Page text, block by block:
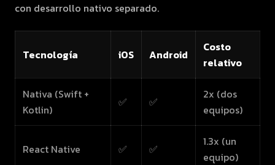
con desarrollo nativo separado.
Tecnología iOS Android
Costo
relativo
Nativa (Swift +
Kotlin)
✅ ✅
2x (dos
equipos)
React Native ✅ ✅
1.3x (un
equipo)